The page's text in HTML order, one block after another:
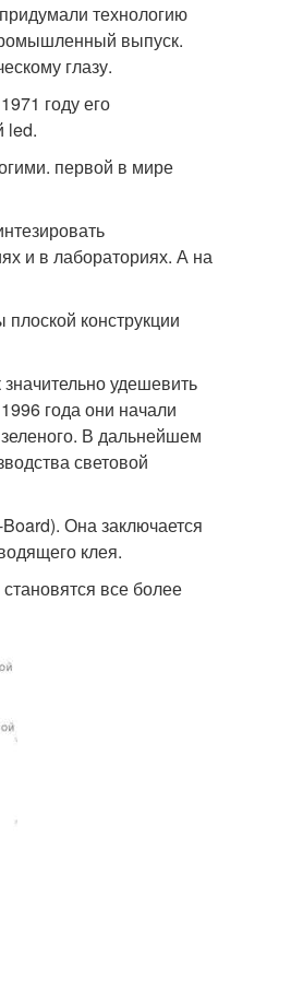
технологию
выпуск.
глазу.
году его
led.
первой в мире
и в лабораториях. А на
конструкции
удешевить
года они начали
зеленого. В дальнейшем
световой
Она заключается
клея.
все более